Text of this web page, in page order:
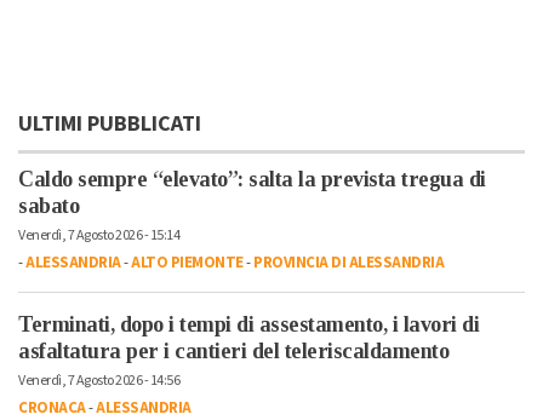
ULTIMI PUBBLICATI
Caldo sempre “elevato”: salta la prevista tregua di
sabato
Venerdì, 7 Agosto 2026 - 15:14
-ALESSANDRIA-ALTO PIEMONTE-PROVINCIA DI ALESSANDRIA
Terminati, dopo i tempi di assestamento, i lavori di
asfaltatura per i cantieri del teleriscaldamento
Venerdì, 7 Agosto 2026 - 14:56
CRONACA-ALESSANDRIA